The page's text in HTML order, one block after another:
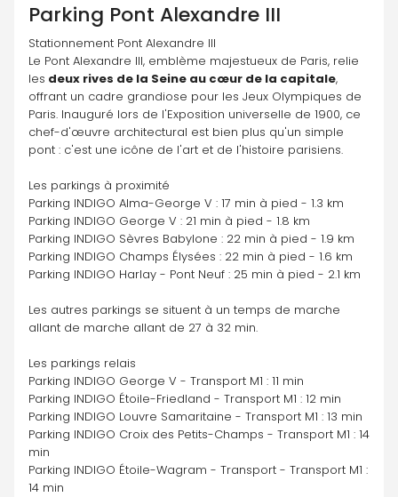
Parking Pont Alexandre III
Stationnement Pont Alexandre III
Le Pont Alexandre III, emblème majestueux de Paris, relie
les deux rives de la Seine au cœur de la capitale,
offrant un cadre grandiose pour les Jeux Olympiques de
Paris. Inauguré lors de l'Exposition universelle de 1900, ce
chef-d'œuvre architectural est bien plus qu'un simple
pont : c'est une icône de l'art et de l'histoire parisiens.
Les parkings à proximité
Parking INDIGO Alma-George V : 17 min à pied - 1.3 km
Parking INDIGO George V : 21 min à pied - 1.8 km
Parking INDIGO Sèvres Babylone : 22 min à pied - 1.9 km
Parking INDIGO Champs Élysées : 22 min à pied - 1.6 km
Parking INDIGO Harlay - Pont Neuf : 25 min à pied - 2.1 km
Les autres parkings se situent à un temps de marche
allant de marche allant de 27 à 32 min.
Les parkings relais
Parking INDIGO George V - Transport M1 : 11 min
Parking INDIGO Étoile-Friedland - Transport M1 : 12 min
Parking INDIGO Louvre Samaritaine - Transport M1 : 13 min
Parking INDIGO Croix des Petits-Champs - Transport M1 : 14
min
Parking INDIGO Étoile-Wagram - Transport - Transport M1 :
14 min